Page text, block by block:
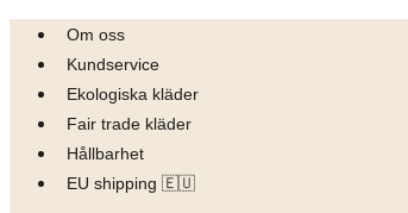
Skip
content
Om oss
Kundservice
Ekologiska kläder
Fair trade kläder
Hållbarhet
EU shipping 🇪🇺